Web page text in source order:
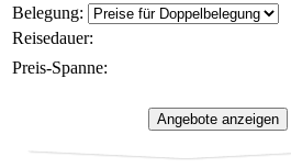
Belegung:
Reisedauer:
Preis-Spanne: